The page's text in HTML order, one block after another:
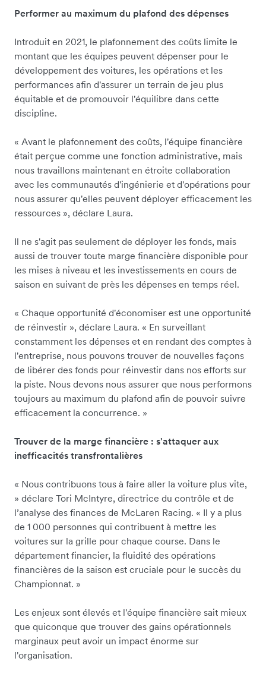
Performer au maximum du plafond des dépenses
Introduit en 2021, le plafonnement des coûts limite le
montant que les équipes peuvent dépenser pour le
développement des voitures, les opérations et les
performances afin d'assurer un terrain de jeu plus
équitable et de promouvoir l'équilibre dans cette
discipline.
« Avant le plafonnement des coûts, l'équipe financière
était perçue comme une fonction administrative, mais
nous travaillons maintenant en étroite collaboration
avec les communautés d'ingénierie et d'opérations pour
nous assurer qu'elles peuvent déployer efficacement les
ressources », déclare Laura.
Il ne s'agit pas seulement de déployer les fonds, mais
aussi de trouver toute marge financière disponible pour
les mises à niveau et les investissements en cours de
saison en suivant de près les dépenses en temps réel.
« Chaque opportunité d'économiser est une opportunité
de réinvestir », déclare Laura. « En surveillant
constamment les dépenses et en rendant des comptes à
l'entreprise, nous pouvons trouver de nouvelles façons
de libérer des fonds pour réinvestir dans nos efforts sur
la piste. Nous devons nous assurer que nous performons
toujours au maximum du plafond afin de pouvoir suivre
efficacement la concurrence. »
Trouver de la marge financière : s'attaquer aux
inefficacités transfrontalières
« Nous contribuons tous à faire aller la voiture plus vite,
» déclare Tori McIntyre, directrice du contrôle et de
l’analyse des finances de McLaren Racing. « Il y a plus
de 1 000 personnes qui contribuent à mettre les
voitures sur la grille pour chaque course. Dans le
département financier, la fluidité des opérations
financières de la saison est cruciale pour le succès du
Championnat. »
Les enjeux sont élevés et l'équipe financière sait mieux
que quiconque que trouver des gains opérationnels
marginaux peut avoir un impact énorme sur
l'organisation.